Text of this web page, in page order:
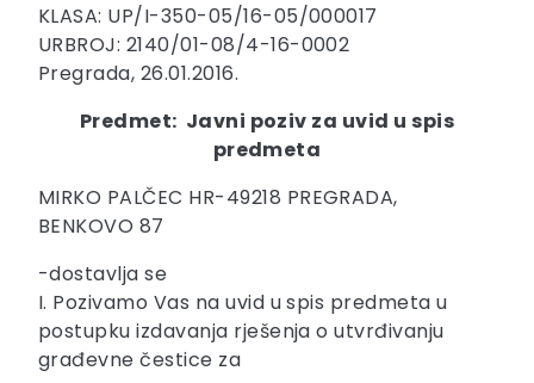
KLASA: UP/I-350-05/16-05/000017
URBROJ: 2140/01-08/4-16-0002
Pregrada, 26.01.2016.
Predmet: Javni poziv za uvid u spis
predmeta
MIRKO PALČEC HR-49218 PREGRADA,
BENKOVO 87
-dostavlja se
I. Pozivamo Vas na uvid u spis predmeta u
postupku izdavanja rješenja o utvrđivanju
građevne čestice za